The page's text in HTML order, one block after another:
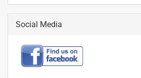
Social Media